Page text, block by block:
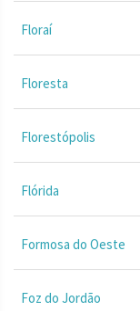
Floraí
Floresta
Florestópolis
Flórida
Formosa do Oeste
Foz do Jordão